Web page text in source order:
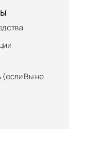
(если Вы не